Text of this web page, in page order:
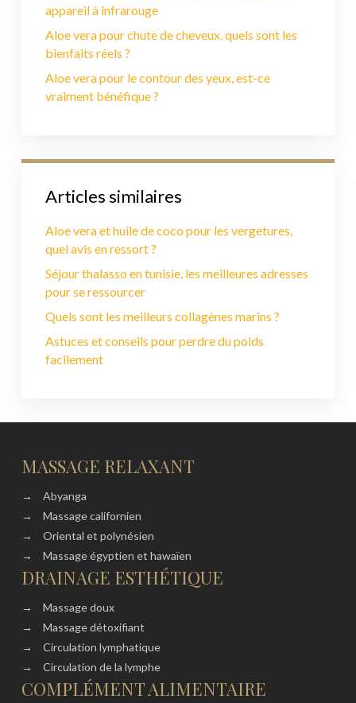
appareil à infrarouge
Aloe vera pour chute de cheveux, quels sont les
bienfaits réels ?
Aloe vera pour le contour des yeux, est-ce
vraiment bénéfique ?
Articles similaires
Aloe vera et huile de coco pour les vergetures,
quel avis en ressort ?
Séjour thalasso en tunisie, les meilleures adresses
pour se ressourcer
Quels sont les meilleurs collagènes marins ?
Astuces et conseils pour perdre du poids
facilement
MASSAGE RELAXANT
→
Abyanga
→
Massage californien
→
Oriental et polynésien
→
Massage égyptien et hawaïen
DRAINAGE ESTHÉTIQUE
→
Massage doux
→
Massage détoxifiant
→
Circulation lymphatique
→
Circulation de la lymphe
COMPLÉMENT ALIMENTAIRE